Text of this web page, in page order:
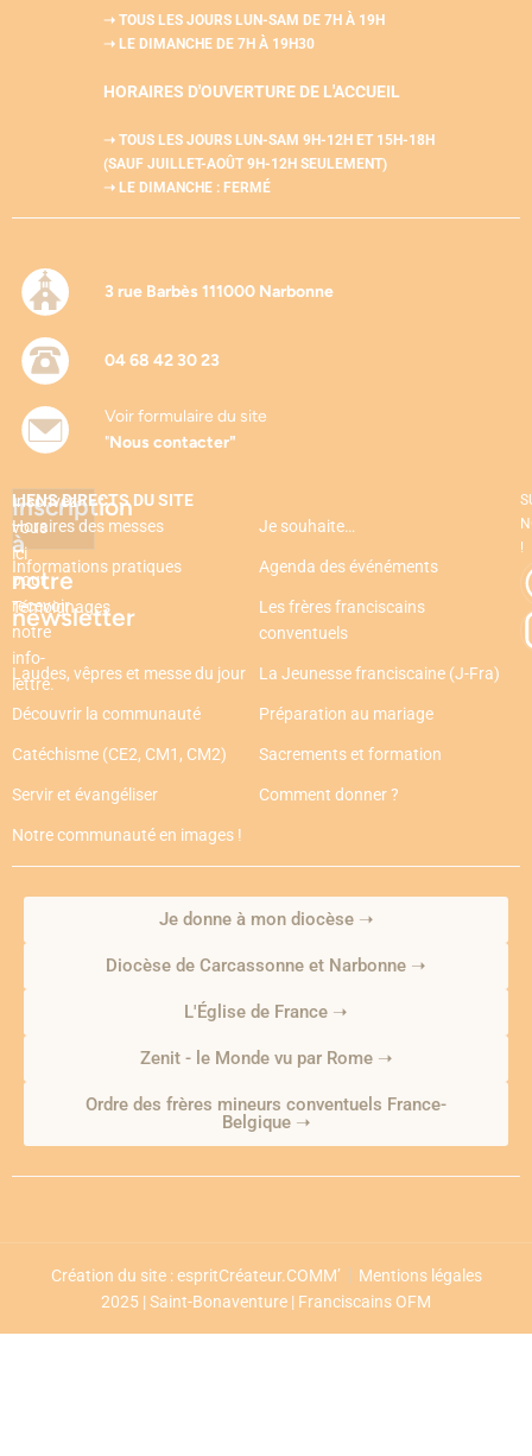
➝ TOUS LES JOURS LUN-SAM DE 7H À 19H
➝ LE DIMANCHE DE 7H À 19H30
HORAIRES D'OUVERTURE DE L'ACCUEIL
➝ TOUS LES JOURS LUN-SAM 9H-12H ET 15H-18H
(SAUF JUILLET-AOÛT 9H-12H SEULEMENT)
➝ LE DIMANCHE : FERMÉ
3 rue Barbès 111000 Narbonne
04 68 42 30 23
Voir formulaire du site
"Nous contacter"
Inscription
à
notre
newsletter
Inscrivez-
vous
ici
pour
recevoir
notre
info-
lettre.
LIENS DIRECTS DU SITE
Horaires des messes
Je souhaite…
Informations pratiques Agenda des événéments
Témoignages
Les frères franciscains
conventuels
Laudes, vêpres et messe du jour La Jeunesse franciscaine (J-Fra)
Découvrir la communauté Préparation au mariage
Catéchisme (CE2, CM1, CM2) Sacrements et formation
Servir et évangéliser Comment donner ?
Notre communauté en images !
Je donne à mon diocèse ➝
Diocèse de Carcassonne et Narbonne ➝
L'Église de France ➝
Zenit - le Monde vu par Rome ➝
Ordre des frères mineurs conventuels France-
Belgique ➝
!
2025 | Saint-Bonaventure | Franciscains OFM
Création du site : espritCréateur.COMM’ Mentions légales